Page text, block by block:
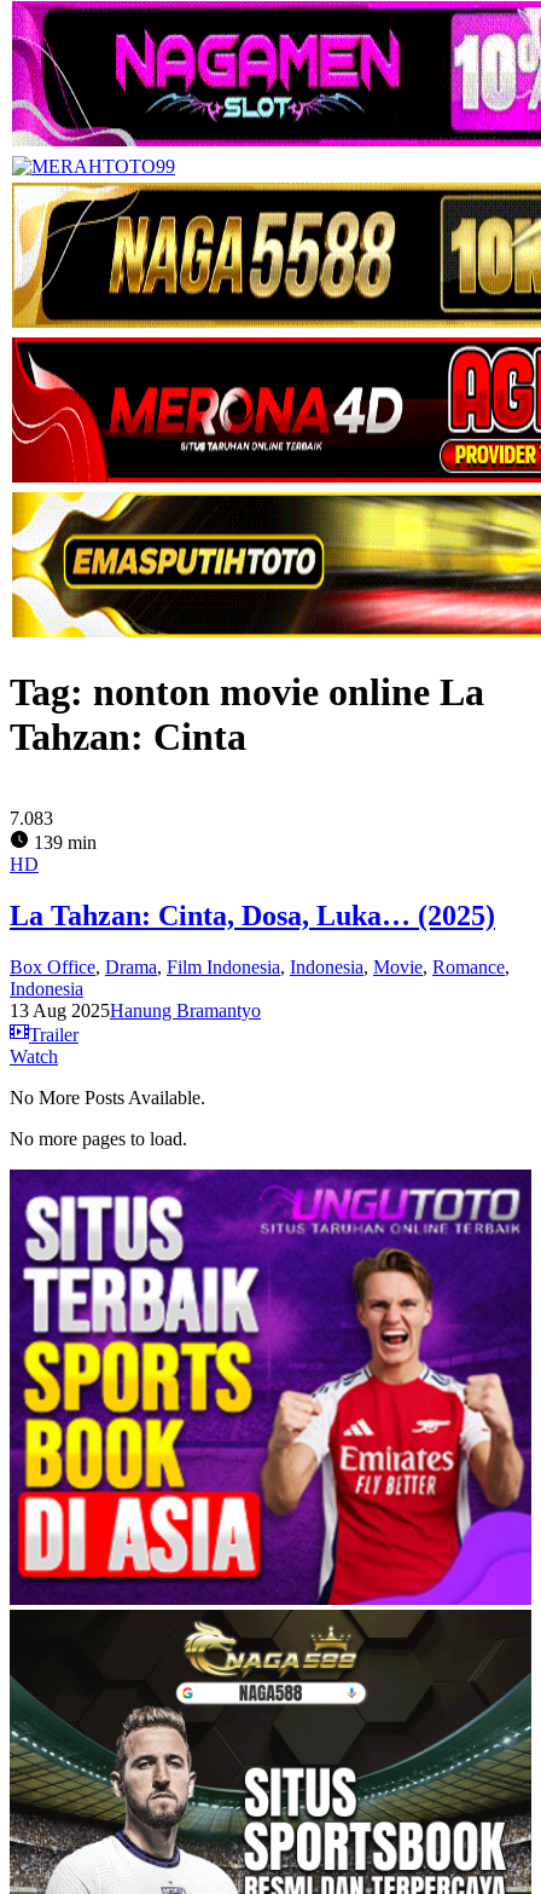
Tag: nonton movie online La
Tahzan: Cinta
7.083
139 min
HD
La Tahzan: Cinta, Dosa, Luka… (2025)
Box Office, Drama, Film Indonesia, Indonesia, Movie, Romance,
Indonesia
13 Aug 2025Hanung Bramantyo
Trailer
Watch
No More Posts Available.
No more pages to load.